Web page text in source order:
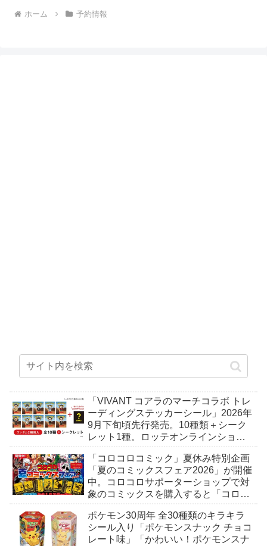
ホーム 予約情報
「VIVANT コアラのマーチコラボ トレ
ーディングステッカーシール」2026年
9月下旬頃先行発売。10種類＋シーク
レット1種。ロッテオンラインショッ
「コロコロコミック」夏休み特別企画
「夏のコミックスフェア2026」が開催
中。コロコロサポーターショップで対
象のコミックスを購入すると「コロコ
全7種。
ポケモン30周年 全30種類のキラキラ
シール入り「ポケモンスナック チョコ
レート味」「かわいい！ポケモンスナ